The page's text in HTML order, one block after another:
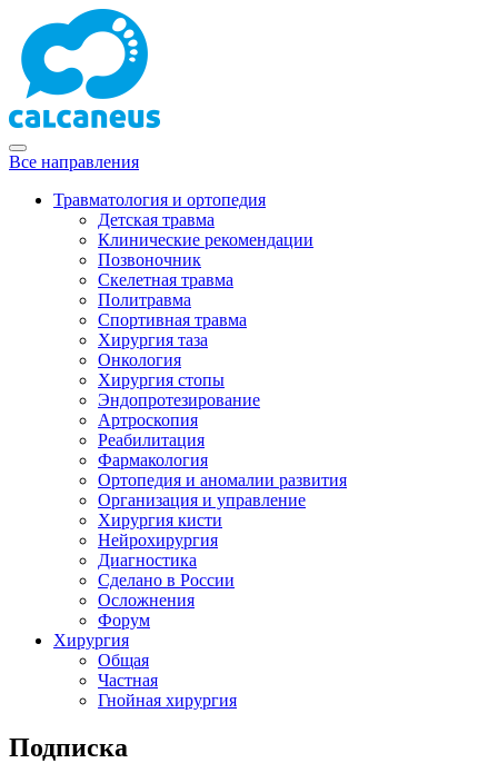
Все направления
Травматология и ортопедия
Детская травма
Клинические рекомендации
Позвоночник
Скелетная травма
Политравма
Спортивная травма
Хирургия таза
Онкология
Хирургия стопы
Эндопротезирование
Артроскопия
Реабилитация
Фармакология
Ортопедия и аномалии развития
Организация и управление
Хирургия кисти
Нейрохирургия
Диагностика
Сделано в России
Осложнения
Форум
Хирургия
Общая
Частная
Гнойная хирургия
Подписка